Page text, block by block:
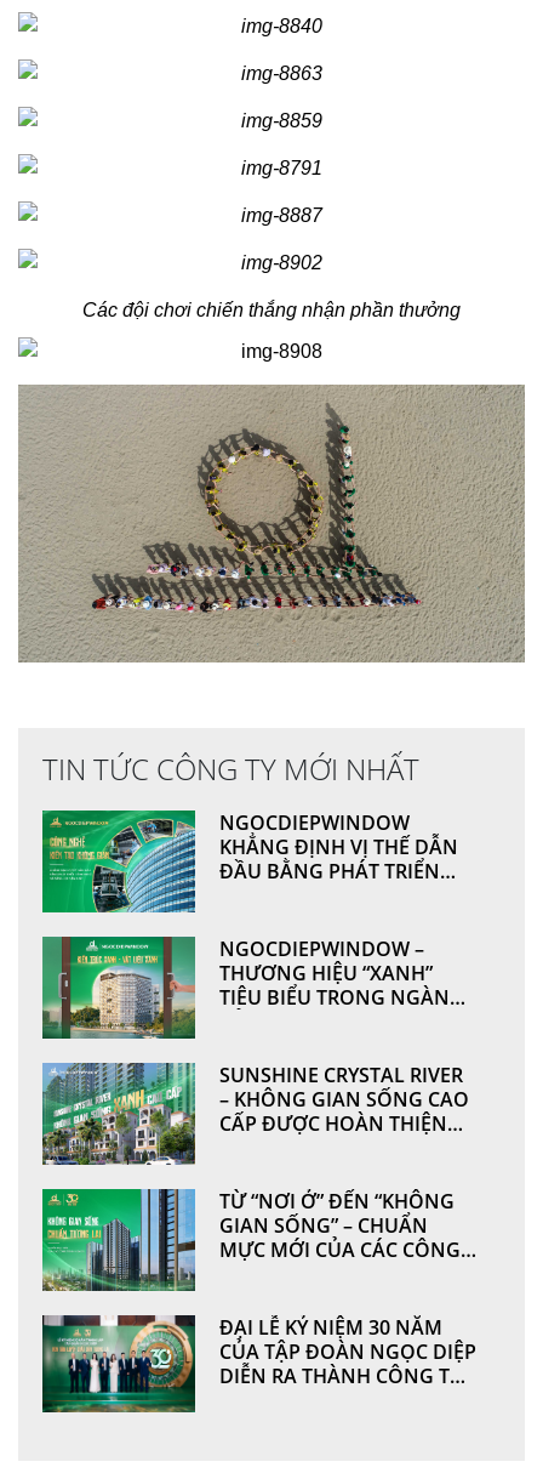
Các đội chơi chiến thắng nhận phần thưởng
TIN TỨC CÔNG TY MỚI NHẤT
NGOCDIEPWINDOW
KHẲNG ĐỊNH VỊ THẾ DẪN
ĐẦU BẰNG PHÁT TRIỂN
NGOCDIEPWINDOW –
THƯƠNG HIỆU “XANH”
TIÊU BIỂU TRONG NGÀNH
SUNSHINE CRYSTAL RIVER
– KHÔNG GIAN SỐNG CAO
CẤP ĐƯỢC HOÀN THIỆN
NGOCDIEPWINDOW
TỪ “NƠI Ở” ĐẾN “KHÔNG
GIAN SỐNG” – CHUẨN
MỰC MỚI CỦA CÁC CÔNG
ĐẠI LỄ KỶ NIỆM 30 NĂM
CỦA TẬP ĐOÀN NGỌC DIỆP
DIỄN RA THÀNH CÔNG TỐT